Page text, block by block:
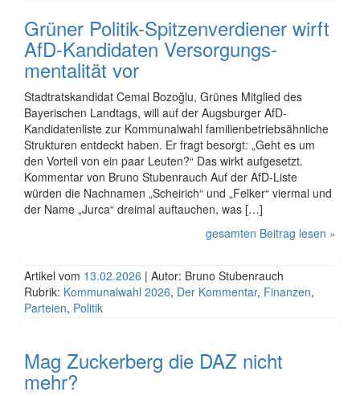
Grüner Politik-Spitzen­verdiener wirft
AfD-Kandidaten Versorgungs­
mentalität vor
Stadtratskandidat Cemal Bozoğlu, Grünes Mitglied des
Bayerischen Landtags, will auf der Augsburger AfD-
Kandidaten­liste zur Kommunalwahl familien­betriebs­ähnliche
Strukturen entdeckt haben. Er fragt besorgt: „Geht es um
den Vorteil von ein paar Leuten?“ Das wirkt aufgesetzt.
Kommentar von Bruno Stubenrauch Auf der AfD-Liste
würden die Nachnamen „Scheirich“ und „Felker“ viermal und
der Name „Jurca“ dreimal auftauchen, was […]
gesamten Beitrag lesen »
Artikel vom 13.02.2026 | Autor: Bruno Stubenrauch
Rubrik: Kommunalwahl 2026, Der Kommentar, Finanzen,
Parteien, Politik
Mag Zuckerberg die DAZ nicht
mehr?